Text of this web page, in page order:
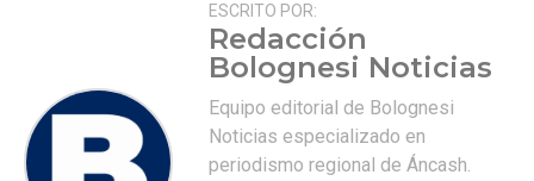
ESCRITO POR:
Redacción
Bolognesi Noticias
Equipo editorial de Bolognesi
Noticias especializado en
periodismo regional de Áncash.